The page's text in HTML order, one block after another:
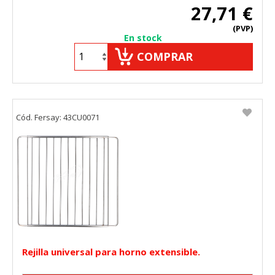
27,71 €
(PVP)
En stock
COMPRAR
Rejilla universal para horno extensible.
Cód. Fersay: 43CU0071